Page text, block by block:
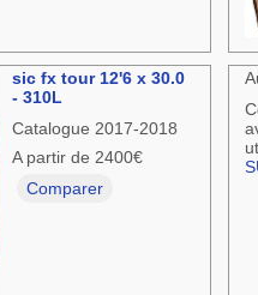
sic fx tour 12'6 x 30.0
- 310L
Catalogue 2017-2018
A partir de 2400€
Comparer